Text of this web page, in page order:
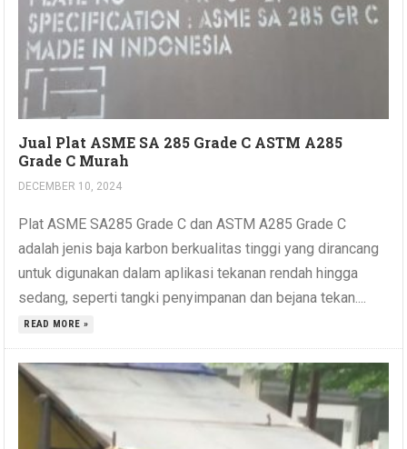
Jual Plat ASME SA 285 Grade C ASTM A285
Grade C Murah
DECEMBER 10, 2024
Plat ASME SA285 Grade C dan ASTM A285 Grade C
adalah jenis baja karbon berkualitas tinggi yang dirancang
untuk digunakan dalam aplikasi tekanan rendah hingga
sedang, seperti tangki penyimpanan dan bejana tekan....
READ MORE »